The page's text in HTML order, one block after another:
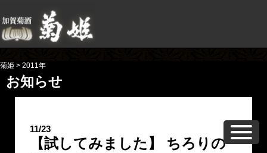
菊姫 > 2011年
お知らせ
11/23
【試してみました】 ちろりの